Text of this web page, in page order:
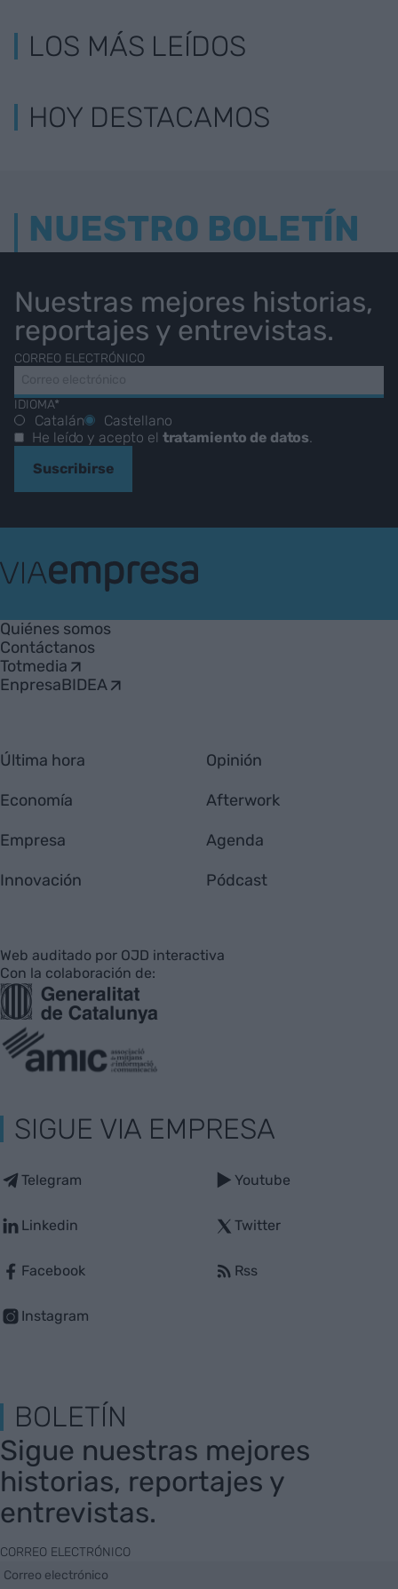
LOS MÁS LEÍDOS
HOY DESTACAMOS
NUESTRO BOLETÍN
Nuestras mejores historias,
reportajes y entrevistas.
CORREO ELECTRÓNICO
IDIOMA*
Catalán
Castellano
He leído y acepto el tratamiento de datos.
Suscribirse
Empresa
Quiénes somos
Contáctanos
Totmedia
EnpresaBIDEA
Última hora
Economía
Empresa
Innovación
Opinión
Afterwork
Agenda
Pódcast
Web auditado por OJD interactiva
Con la colaboración de:
SIGUE VIA EMPRESA
Telegram
Linkedin
Facebook
Instagram
Youtube
Twitter
Rss
BOLETÍN
Sigue nuestras mejores
historias, reportajes y
entrevistas.
CORREO ELECTRÓNICO